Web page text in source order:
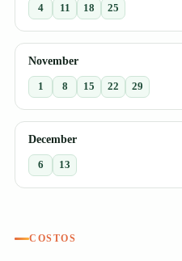
4 11 18 25
November
1 8 15 22 29
December
6 13
COSTOS